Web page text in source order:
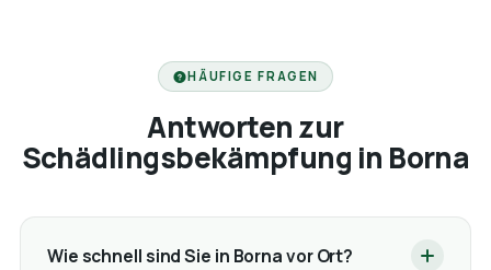
HÄUFIGE FRAGEN
Antworten zur
Schädlingsbekämpfung in Borna
Wie schnell sind Sie in Borna vor Ort?